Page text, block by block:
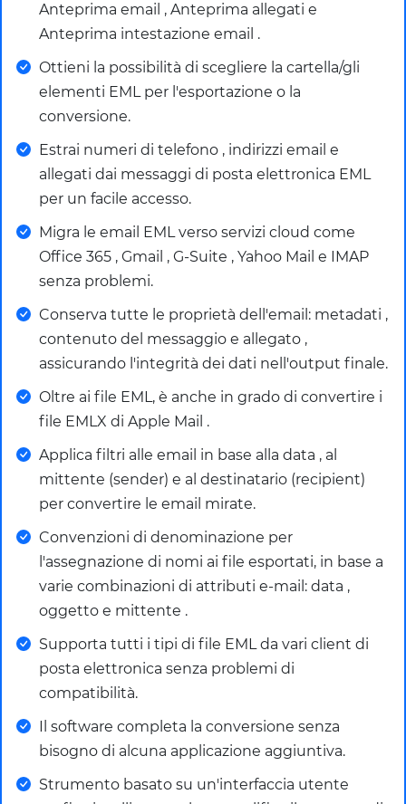
Anteprima email , Anteprima allegati e
Anteprima intestazione email .
Ottieni la possibilità di scegliere la cartella/gli
elementi EML per l'esportazione o la
conversione.
Estrai numeri di telefono , indirizzi email e
allegati dai messaggi di posta elettronica EML
per un facile accesso.
Migra le email EML verso servizi cloud come
Office 365 , Gmail , G-Suite , Yahoo Mail e IMAP
senza problemi.
Conserva tutte le proprietà dell'email: metadati ,
contenuto del messaggio e allegato ,
assicurando l'integrità dei dati nell'output finale.
Oltre ai file EML, è anche in grado di convertire i
file EMLX di Apple Mail .
Applica filtri alle email in base alla data , al
mittente (sender) e al destinatario (recipient)
per convertire le email mirate.
Convenzioni di denominazione per
l'assegnazione di nomi ai file esportati, in base a
varie combinazioni di attributi e-mail: data ,
oggetto e mittente .
Supporta tutti i tipi di file EML da vari client di
posta elettronica senza problemi di
compatibilità.
Il software completa la conversione senza
bisogno di alcuna applicazione aggiuntiva.
Strumento basato su un'interfaccia utente